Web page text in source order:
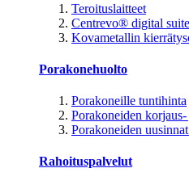
Teroituslaitteet
Centrevo® digital suite
Kovametallin
Porakonehuolto
Porakoneille tuntihinta
Porakoneiden
Porakoneiden
Rahoituspalvelut